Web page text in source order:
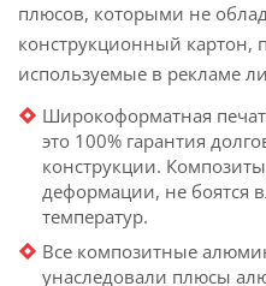
плюсов, которыми не
конструкционный картон,
используемые в рекламе
Широкоформатная
это 100% гарантия
конструкции.
деформации, не боятся
температур.
Все композитные
унаследовали плюсы